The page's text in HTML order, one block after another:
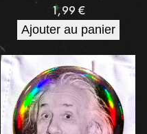
1,99 €
Ajouter au panier